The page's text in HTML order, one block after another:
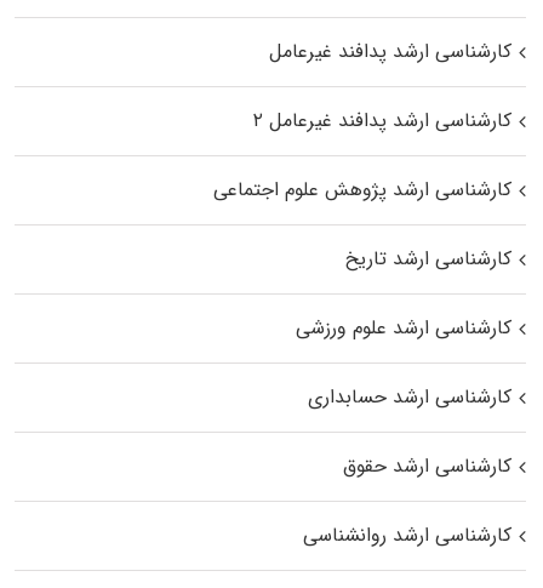
کارشناسی ارشد پدافند غیرعامل
کارشناسی ارشد پدافند غیرعامل ۲
کارشناسی ارشد پژوهش علوم اجتماعی
کارشناسی ارشد تاریخ
کارشناسی ارشد علوم ورزشی
کارشناسی ارشد حسابداری
کارشناسی ارشد حقوق
کارشناسی ارشد روانشناسی